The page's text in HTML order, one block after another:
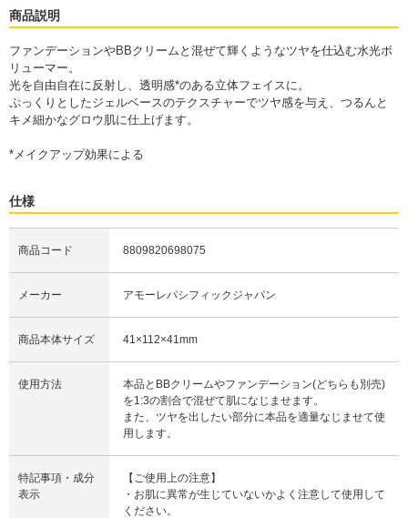
商品説明
ファンデーションやBBクリームと混ぜて輝くようなツヤを仕込む水光ボ
リューマー。
光を自由自在に反射し、透明感*のある立体フェイスに。
ぷっくりとしたジェルベースのテクスチャーでツヤ感を与え、つるんと
キメ細かなグロウ肌に仕上げます。
*メイクアップ効果による
仕様
商品コード 8809820698075
メーカー アモーレパシフィックジャパン
商品本体サイズ 41×112×41mm
使用方法
本品とBBクリームやファンデーション(どちらも別売)
を1:3の割合で混ぜて肌になじませます。
また、ツヤを出したい部分に本品を適量なじませて使
用します。
特記事項・成分
表示
【ご使用上の注意】
・お肌に異常が生じていないかよく注意して使用して
ください。